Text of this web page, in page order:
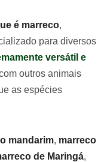
é marreco,
para diversos
versátil e
outros animais
as espécies
mandarim, marreco
de Maringá,